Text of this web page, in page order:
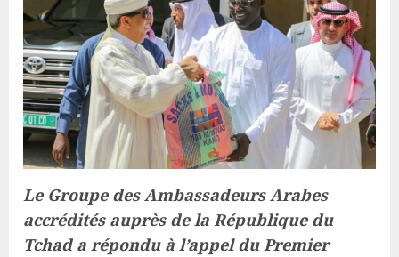
Le Groupe des Ambassadeurs Arabes
accrédités auprès de la République du
Tchad a répondu à l’appel du Premier